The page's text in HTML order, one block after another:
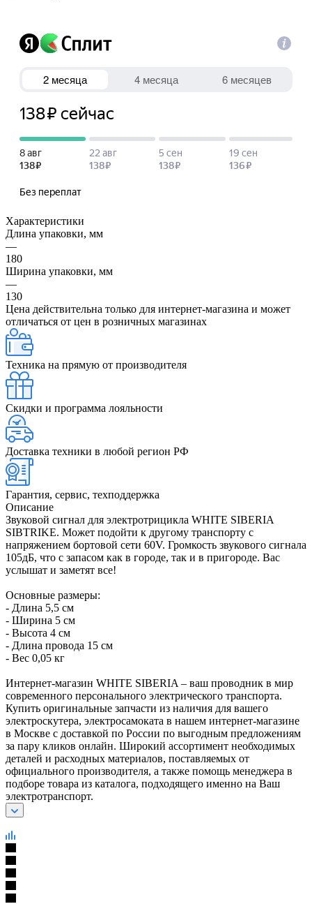
Характеристики
Длина упаковки, мм
—
180
Ширина упаковки, мм
—
130
Цена действительна только для интернет-магазина и может
отличаться от цен в розничных магазинах
Техника на прямую от производителя
Скидки и программа лояльности
Доставка техники в любой регион РФ
Гарантия, сервис, техподдержка
Описание
Звуковой сигнал для электротрицикла WHITE SIBERIA
SIBTRIKE. Может подойти к другому транспорту с
напряжением бортовой сети 60V. Громкость звукового сигнала
105дБ, что с запасом как в городе, так и в пригороде. Вас
услышат и заметят все!
Основные размеры:
- Длина 5,5 см
- Ширина 5 см
- Высота 4 см
- Длина провода 15 см
- Вес 0,05 кг
Интернет-магазин WHITE SIBERIA – ваш проводник в мир
современного персонального электрического транспорта.
Купить оригинальные запчасти из наличия для вашего
электроскутера, электросамоката в нашем интернет-магазине
в Москве с доставкой по России по выгодным предложениям
за пару кликов онлайн. Широкий ассортимент необходимых
деталей и расходных материалов, поставляемых от
официального производителя, а также помощь менеджера в
подборе товара из каталога, подходящего именно на Ваш
электротранспорт.